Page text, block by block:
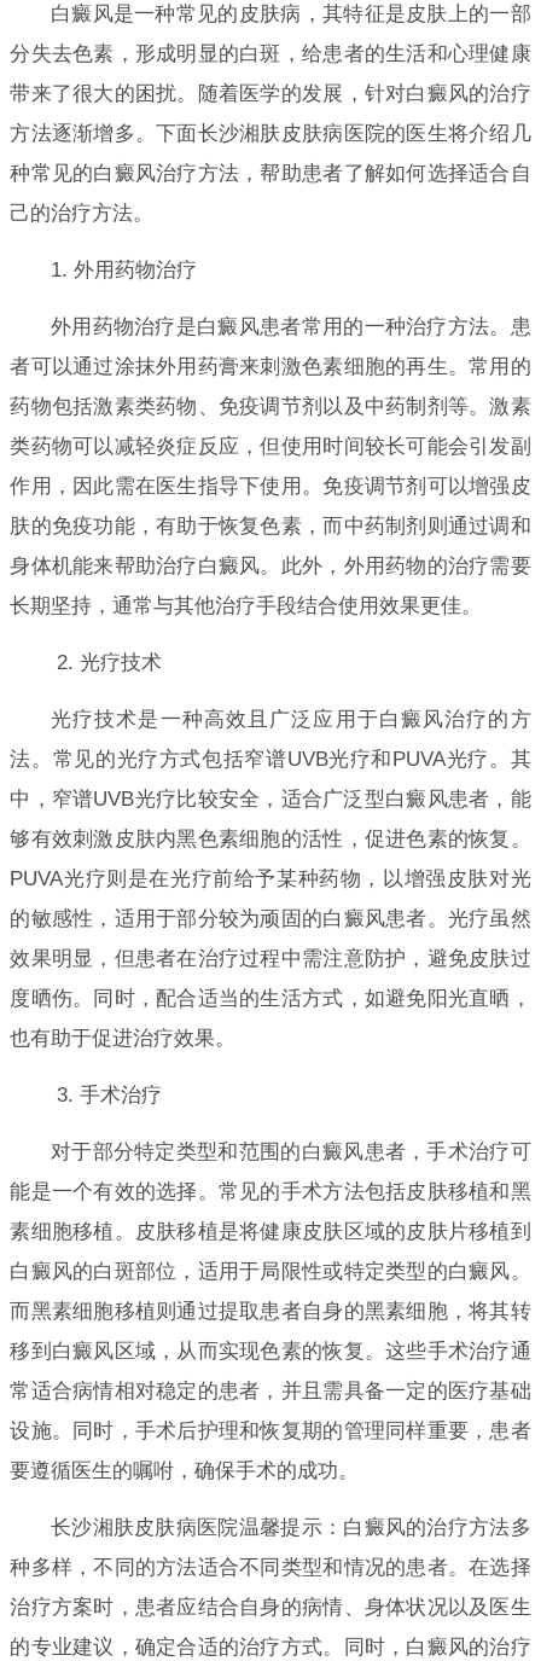
白癜风是一种常见的皮肤病，其特征是皮肤上的一部
分失去色素，形成明显的白斑，给患者的生活和心理健康
带来了很大的困扰。随着医学的发展，针对白癜风的治疗
方法逐渐增多。下面长沙湘肤皮肤病医院的医生将介绍几
种常见的白癜风治疗方法，帮助患者了解如何选择适合自
己的治疗方法。
1. 外用药物治疗
外用药物治疗是白癜风患者常用的一种治疗方法。患
者可以通过涂抹外用药膏来刺激色素细胞的再生。常用的
药物包括激素类药物、免疫调节剂以及中药制剂等。激素
类药物可以减轻炎症反应，但使用时间较长可能会引发副
作用，因此需在医生指导下使用。免疫调节剂可以增强皮
肤的免疫功能，有助于恢复色素，而中药制剂则通过调和
身体机能来帮助治疗白癜风。此外，外用药物的治疗需要
长期坚持，通常与其他治疗手段结合使用效果更佳。
2. 光疗技术
光疗技术是一种高效且广泛应用于白癜风治疗的方
法。常见的光疗方式包括窄谱UVB光疗和PUVA光疗。其
中，窄谱UVB光疗比较安全，适合广泛型白癜风患者，能
够有效刺激皮肤内黑色素细胞的活性，促进色素的恢复。
PUVA光疗则是在光疗前给予某种药物，以增强皮肤对光
的敏感性，适用于部分较为顽固的白癜风患者。光疗虽然
效果明显，但患者在治疗过程中需注意防护，避免皮肤过
度晒伤。同时，配合适当的生活方式，如避免阳光直晒，
也有助于促进治疗效果。
3. 手术治疗
对于部分特定类型和范围的白癜风患者，手术治疗可
能是一个有效的选择。常见的手术方法包括皮肤移植和黑
素细胞移植。皮肤移植是将健康皮肤区域的皮肤片移植到
白癜风的白斑部位，适用于局限性或特定类型的白癜风。
而黑素细胞移植则通过提取患者自身的黑素细胞，将其转
移到白癜风区域，从而实现色素的恢复。这些手术治疗通
常适合病情相对稳定的患者，并且需具备一定的医疗基础
设施。同时，手术后护理和恢复期的管理同样重要，患者
要遵循医生的嘱咐，确保手术的成功。
长沙湘肤皮肤病医院温馨提示：白癜风的治疗方法多
种多样，不同的方法适合不同类型和情况的患者。在选择
治疗方案时，患者应结合自身的病情、身体状况以及医生
的专业建议，确定合适的治疗方式。同时，白癜风的治疗